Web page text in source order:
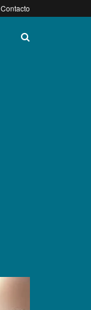
Contacto